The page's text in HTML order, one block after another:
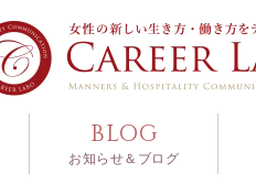
BLOG
お知らせ＆ブログ